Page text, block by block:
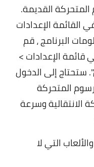
القديمة.
القائمة الإعدادات
البرنامج ، قم
قائمة الإعدادات >
ستحتاج إلى الدخول
المتحركة
الانتقالية وسرعة
التي لا